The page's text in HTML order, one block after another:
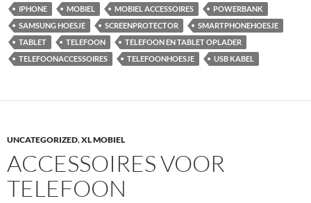
IPHONE MOBIEL MOBIEL ACCESSOIRES
POWERBANK
SAMSUNG HOESJE
SCREENPROTECTOR
SMARTPHONEHOESJE
TABLET
TELEFOON
TELEFOON EN TABLET OPLADER
TELEFOONACCESSOIRES
TELEFOONHOESJE USB KABEL
UNCATEGORIZED,XL MOBIEL
ACCESSOIRES VOOR
TELEFOON